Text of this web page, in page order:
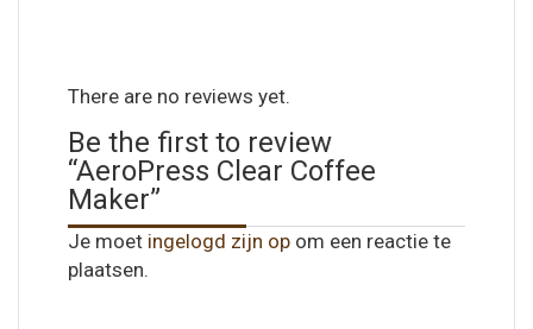
There are no reviews yet.
Be the first to review
“AeroPress Clear Coffee
Maker”
Je moet ingelogd zijn op om een reactie te
plaatsen.